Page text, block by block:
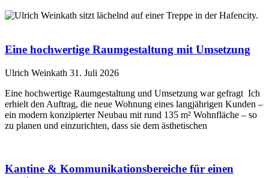
Eine hochwertige Raumgestaltung mit Umsetzung
Ulrich Weinkath 31. Juli 2026
Eine hochwertige Raumgestaltung und Umsetzung war gefragt Ich
erhielt den Auftrag, die neue Wohnung eines langjährigen Kunden –
ein modern konzipierter Neubau mit rund 135 m² Wohnfläche – so
zu planen und einzurichten, dass sie dem ästhetischen
Kantine & Kommunikations­bereiche für einen